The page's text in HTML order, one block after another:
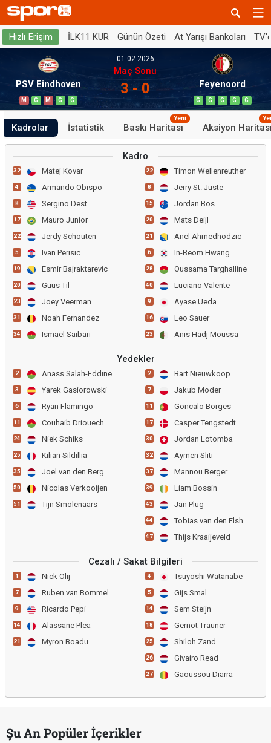
Hızlı Erişim İLK11 KUR Günün Özeti At Yarışı Bankoları
PSV Eindhoven
M G M G G
01.02.2026
Maç Sonu
3 - 0 Feyenoord
G G G G G
Kadrolar İstatistik Baskı Haritası
Yeni
Aksiyon
Kadro
32 Matej Kovar
4 Armando Obispo
8 Sergino Dest
17 Mauro Junior
22 Jerdy Schouten
5 Ivan Perisic
19 Esmir Bajraktarevic
20 Guus Til
23 Joey Veerman
31 Noah Fernandez
34 Ismael Saibari
22 Timon Wellenreuther
8 Jerry St. Juste
15 Jordan Bos
20 Mats Deijl
21 Anel Ahmedhodzic
6 In-Beom Hwang
28 Oussama Targhalline
40 Luciano Valente
9 Ayase Ueda
16 Leo Sauer
23 Anis Hadj Moussa
Yedekler
2 Anass Salah-Eddine
3 Yarek Gasiorowski
6 Ryan Flamingo
11 Couhaib Driouech
24 Niek Schiks
25 Kilian Sildillia
35 Joel van den Berg
50 Nicolas Verkooijen
51 Tijn Smolenaars
2 Bart Nieuwkoop
7 Jakub Moder
11 Goncalo Borges
17 Casper Tengstedt
30 Jordan Lotomba
32 Aymen Sliti
37 Mannou Berger
39 Liam Bossin
43 Jan Plug
44 Tobias van den Elshout
47 Thijs Kraaijeveld
Cezalı / Sakat Bilgileri
1 Nick Olij
7 Ruben van Bommel
9 Ricardo Pepi
14 Alassane Plea
21 Myron Boadu
4 Tsuyoshi Watanabe
5 Gijs Smal
14 Sem Steijn
18 Gernot Trauner
25 Shiloh Zand
26 Givairo Read
27 Gaoussou Diarra
Şu An Popüler İçerikler